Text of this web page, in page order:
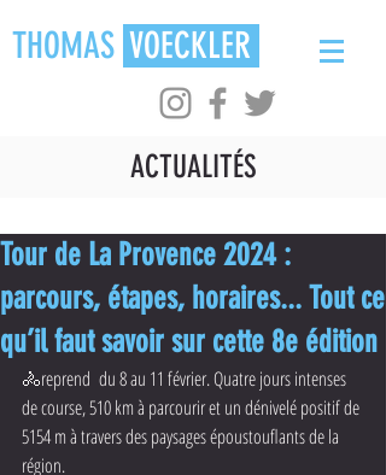
THOMAS VOECKLER
ACTUALITÉS
Tour de La Provence 2024 :
parcours, étapes, horaires... Tout ce
qu’il faut savoir sur cette 8e édition
🚴‍reprend  du 8 au 11 février. Quatre jours intenses
de course, 510 km à parcourir et un dénivelé positif de
5154 m à travers des paysages époustouflants de la
région.